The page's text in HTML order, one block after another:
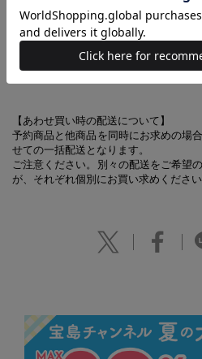
mini 2026年7月号
【特別付録】ハローキティ
ストラップ付きリボン型ミニBAG
【あわせ買い時の配送について】
予約商品と他商品を同時にお求めの場
せての一括配送となります。
ご注意ください。別々の配送をご希望
が、それぞれ個別にお買い求めください